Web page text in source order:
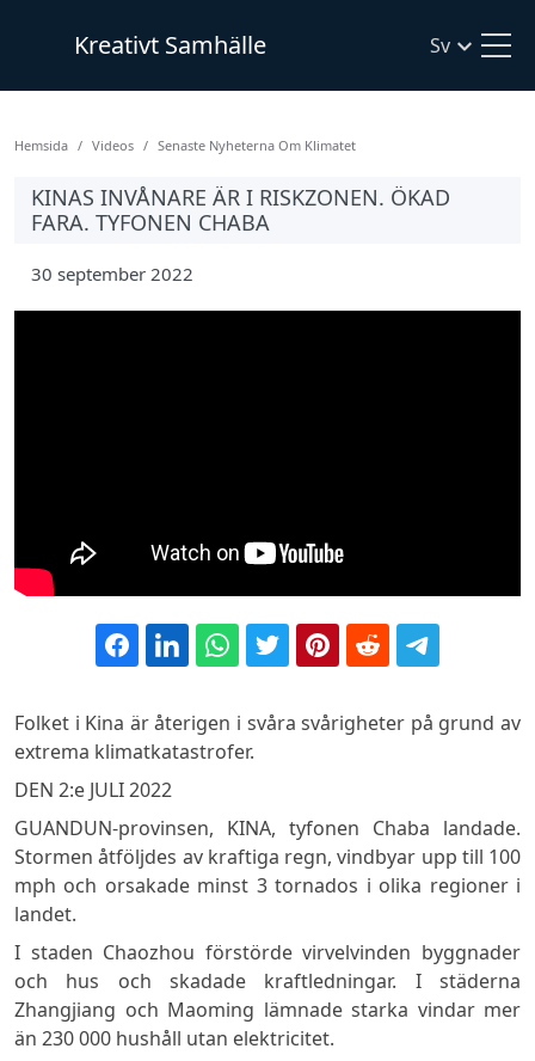
Kreativt Samhälle Sv
Hemsida Videos Senaste Nyheterna Om Klimatet
KINAS INVÅNARE ÄR I RISKZONEN. ÖKAD
FARA. TYFONEN CHABA
30 september 2022
Folket i Kina är återigen i svåra svårigheter på grund av
extrema klimatkatastrofer.
DEN 2:e JULI 2022
GUANDUN-provinsen, KINA, tyfonen Chaba landade.
Stormen åtföljdes av kraftiga regn, vindbyar upp till 100
mph och orsakade minst 3 tornados i olika regioner i
landet.
I staden Chaozhou förstörde virvelvinden byggnader
och hus och skadade kraftledningar. I städerna
Zhangjiang och Maoming lämnade starka vindar mer
än 230 000 hushåll utan elektricitet.